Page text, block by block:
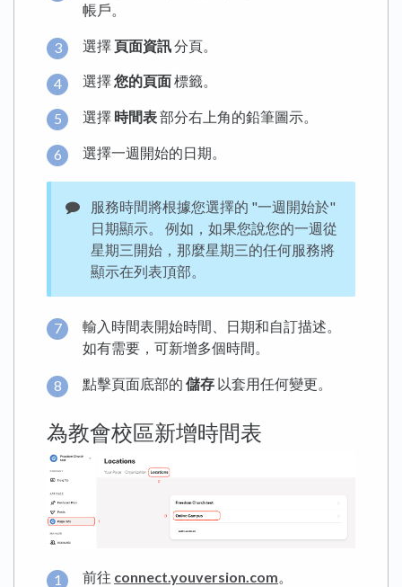
帳戶。
選擇頁面資訊分頁。
選擇您的頁面標籤。
選擇 時間表部分右上角的鉛筆圖示。
選擇一週開始的日期。
服務時間將根據您選擇的 "一週開始於"
日期顯示。 例如，如果您說您的一週從
星期三開始，那麼星期三的任何服務將
顯示在列表頂部。
輸入時間表開始時間、日期和自訂描述。
如有需要，可新增多個時間。
點擊頁面底部的 儲存 以套用任何變更。
為教會校區新增時間表
前往 connect.youversion.com。